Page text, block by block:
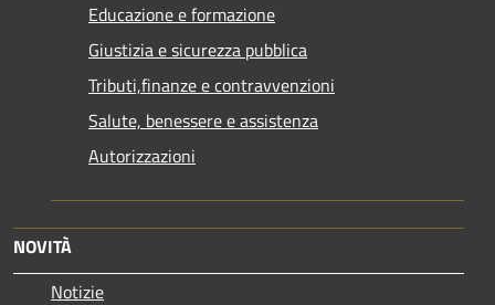
Educazione e formazione
Giustizia e sicurezza pubblica
Tributi,finanze e contravvenzioni
Salute, benessere e assistenza
Autorizzazioni
NOVITÀ
Notizie